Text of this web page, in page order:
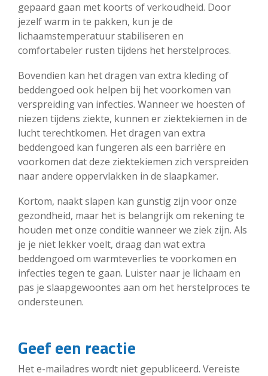
gepaard gaan met koorts of verkoudheid. Door
jezelf warm in te pakken, kun je de
lichaamstemperatuur stabiliseren en
comfortabeler rusten tijdens het herstelproces.
Bovendien kan het dragen van extra kleding of
beddengoed ook helpen bij het voorkomen van
verspreiding van infecties. Wanneer we hoesten of
niezen tijdens ziekte, kunnen er ziektekiemen in de
lucht terechtkomen. Het dragen van extra
beddengoed kan fungeren als een barrière en
voorkomen dat deze ziektekiemen zich verspreiden
naar andere oppervlakken in de slaapkamer.
Kortom, naakt slapen kan gunstig zijn voor onze
gezondheid, maar het is belangrijk om rekening te
houden met onze conditie wanneer we ziek zijn. Als
je je niet lekker voelt, draag dan wat extra
beddengoed om warmteverlies te voorkomen en
infecties tegen te gaan. Luister naar je lichaam en
pas je slaapgewoontes aan om het herstelproces te
ondersteunen.
Geef een reactie
Het e-mailadres wordt niet gepubliceerd. Vereiste